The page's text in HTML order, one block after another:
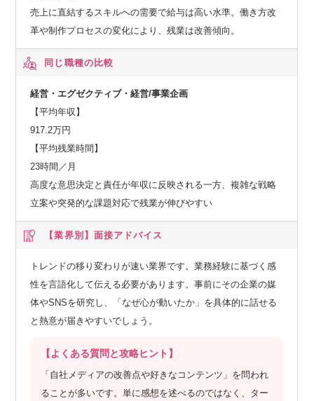
売上に直結するスキルへの需要で給与は高い水準。働き方改
革や制作プロセスの変化により、残業は改善傾向。
同じ職種の比較
経営・エグゼクティブ・経営/事業企画
【平均年収】
917.2万円
【平均残業時間】
23時間／月
高度な意思決定と責任が年収に反映される一方、複雑な戦略
立案や突発的な課題対応で残業が伸びやすい
【業界別】 面接アドバイス
トレンドの移り変わりが速い業界です。業務経験に基づく感
性を言語化して伝える必要があります。事前にその企業の媒
体やSNSを研究し、「なぜ心が動いたか」を具体的に話せる
と熱意が届きやすいでしょう。
【よくある質問と攻略ヒント】
「自社メディアの改善点や好きなコンテンツ」を問われ
ることが多いです。単に感想を述べるのではなく、ター